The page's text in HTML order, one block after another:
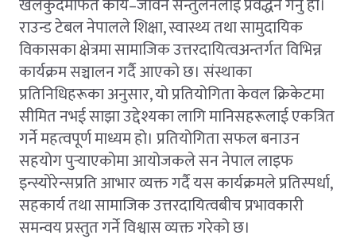
खेलकुदमार्फत कार्य–जीवन सन्तुलनलाई प्रवर्द्धन गर्नु हो।
राउन्ड टेबल नेपालले शिक्षा, स्वास्थ्य तथा सामुदायिक
विकासका क्षेत्रमा सामाजिक उत्तरदायित्वअन्तर्गत विभिन्न
कार्यक्रम सञ्चालन गर्दै आएको छ। संस्थाका
प्रतिनिधिहरूका अनुसार, यो प्रतियोगिता केवल क्रिकेटमा
सीमित नभई साझा उद्देश्यका लागि मानिसहरूलाई एकत्रित
गर्ने महत्वपूर्ण माध्यम हो। प्रतियोगिता सफल बनाउन
सहयोग पुर्‍याएकोमा आयोजकले सन नेपाल लाइफ
इन्स्योरेन्सप्रति आभार व्यक्त गर्दै यस कार्यक्रमले प्रतिस्पर्धा,
सहकार्य तथा सामाजिक उत्तरदायित्वबीच प्रभावकारी
समन्वय प्रस्तुत गर्ने विश्वास व्यक्त गरेको छ।